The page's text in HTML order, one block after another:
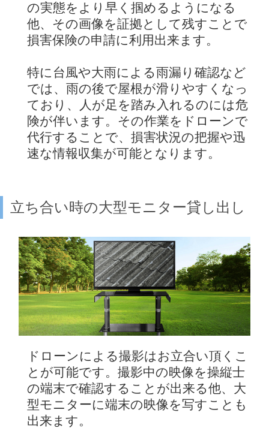
の実態をより早く掴めるようになる
他、その画像を証拠として残すことで
損害保険の申請に利用出来ます。
特に台風や大雨による雨漏り確認など
では、雨の後で屋根が滑りやすくなっ
ており、人が足を踏み入れるのには危
険が伴います。その作業をドローンで
代行することで、損害状況の把握や迅
速な情報収集が可能となります。
立ち合い時の大型モニター貸し出し
ドローンによる撮影はお立合い頂くこ
とが可能です。撮影中の映像を操縦士
の端末で確認することが出来る他、大
型モニターに端末の映像を写すことも
出来ます。